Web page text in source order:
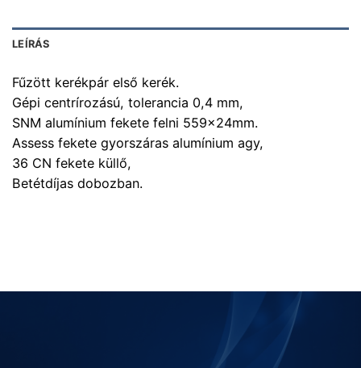
LEÍRÁS
Fűzött kerékpár első kerék.
Gépi centrírozású, tolerancia 0,4 mm,
SNM alumínium fekete felni 559x24mm.
Assess fekete gyorszáras alumínium agy,
36 CN fekete küllő,
Betétdíjas dobozban.